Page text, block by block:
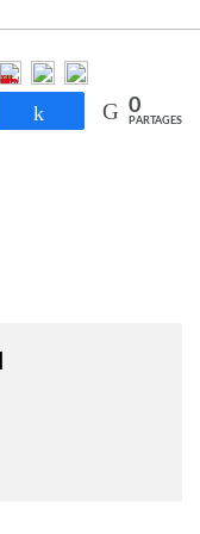
Partagez 0
PARTAGES